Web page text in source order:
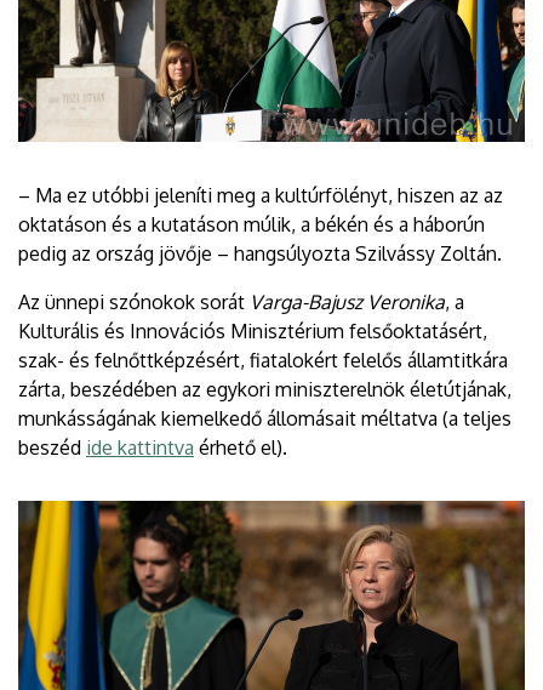
– Ma ez utóbbi jeleníti meg a kultúrfölényt, hiszen az az
oktatáson és a kutatáson múlik, a békén és a háborún
pedig az ország jövője – hangsúlyozta Szilvássy Zoltán.
Az ünnepi szónokok sorát Varga-Bajusz Veronika, a
Kulturális és Innovációs Minisztérium felsőoktatásért,
szak- és felnőttképzésért, fiatalokért felelős államtitkára
zárta, beszédében az egykori miniszterelnök életútjának,
munkásságának kiemelkedő állomásait méltatva (a teljes
beszéd ide kattintva érhető el).